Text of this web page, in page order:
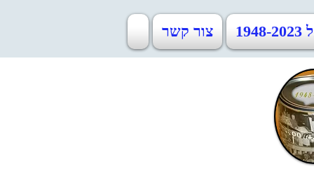
צור קשר